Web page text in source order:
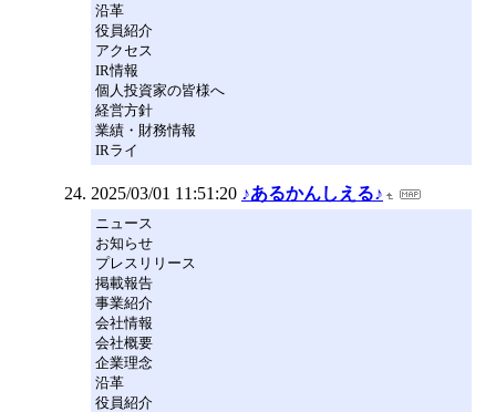
沿革
役員紹介
アクセス
IR情報
個人投資家の皆様へ
経営方針
業績・財務情報
IRライ
2025/03/01 11:51:20 ♪あるかんしえる♪
ニュース
お知らせ
プレスリリース
掲載報告
事業紹介
会社情報
会社概要
企業理念
沿革
役員紹介